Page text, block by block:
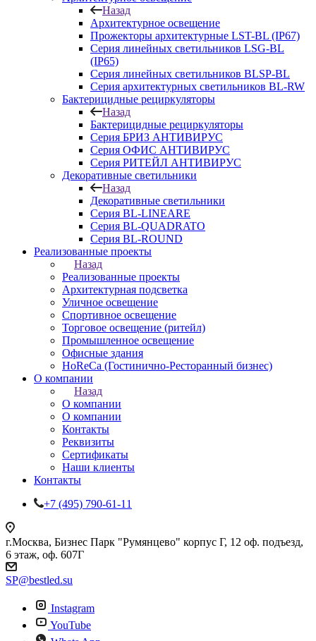
Назад
Архитектурное освещение
Прожекторы архитектурные LST-BL (IP67)
Серия линейных светильников LSG-BL
(IP65)
Серия линейных светильников BLSP-BL
Серия архитектурных светильников BL-RW
Бактерицидные рециркуляторы
Назад
Бактерицидные рециркуляторы
Серия БРИЗ АНТИВИРУС
Серия ОФИС АНТИВИРУС
Серия РИТЕЙЛ АНТИВИРУС
Декоративные светильники
Назад
Декоративные светильники
Серия BL-LINEARE
Серия BL-QUADRATO
Серия BL-ROUND
Реализованные проекты
Назад
Реализованные проекты
Архитектурная подсветка
Уличное освещение
Спортивное освещение
Торговое освещение (ритейл)
Промышленное освещение
Офисные здания
HoReCa (Гостинично-Ресторанный бизнес)
О компании
Назад
О компании
О компании
Контакты
Реквизиты
Сертификаты
Наши клиенты
Контакты
+7 (495) 790-61-11
г.Москва, Бизнес Парк "Румянцево" корпус Г, 12 оф. подъезд,
6 этаж, оф. 607Г
SP@bestled.su
Instagram
YouTube